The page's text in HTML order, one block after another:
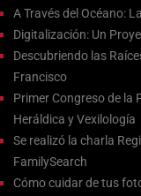
A Través del Océano:
Digitalización: Un
Descubriendo las
Francisco
Primer Congreso de la
Heráldica y Vexilología
Se realizó la charla
FamilySearch
Cómo cuidar de tus